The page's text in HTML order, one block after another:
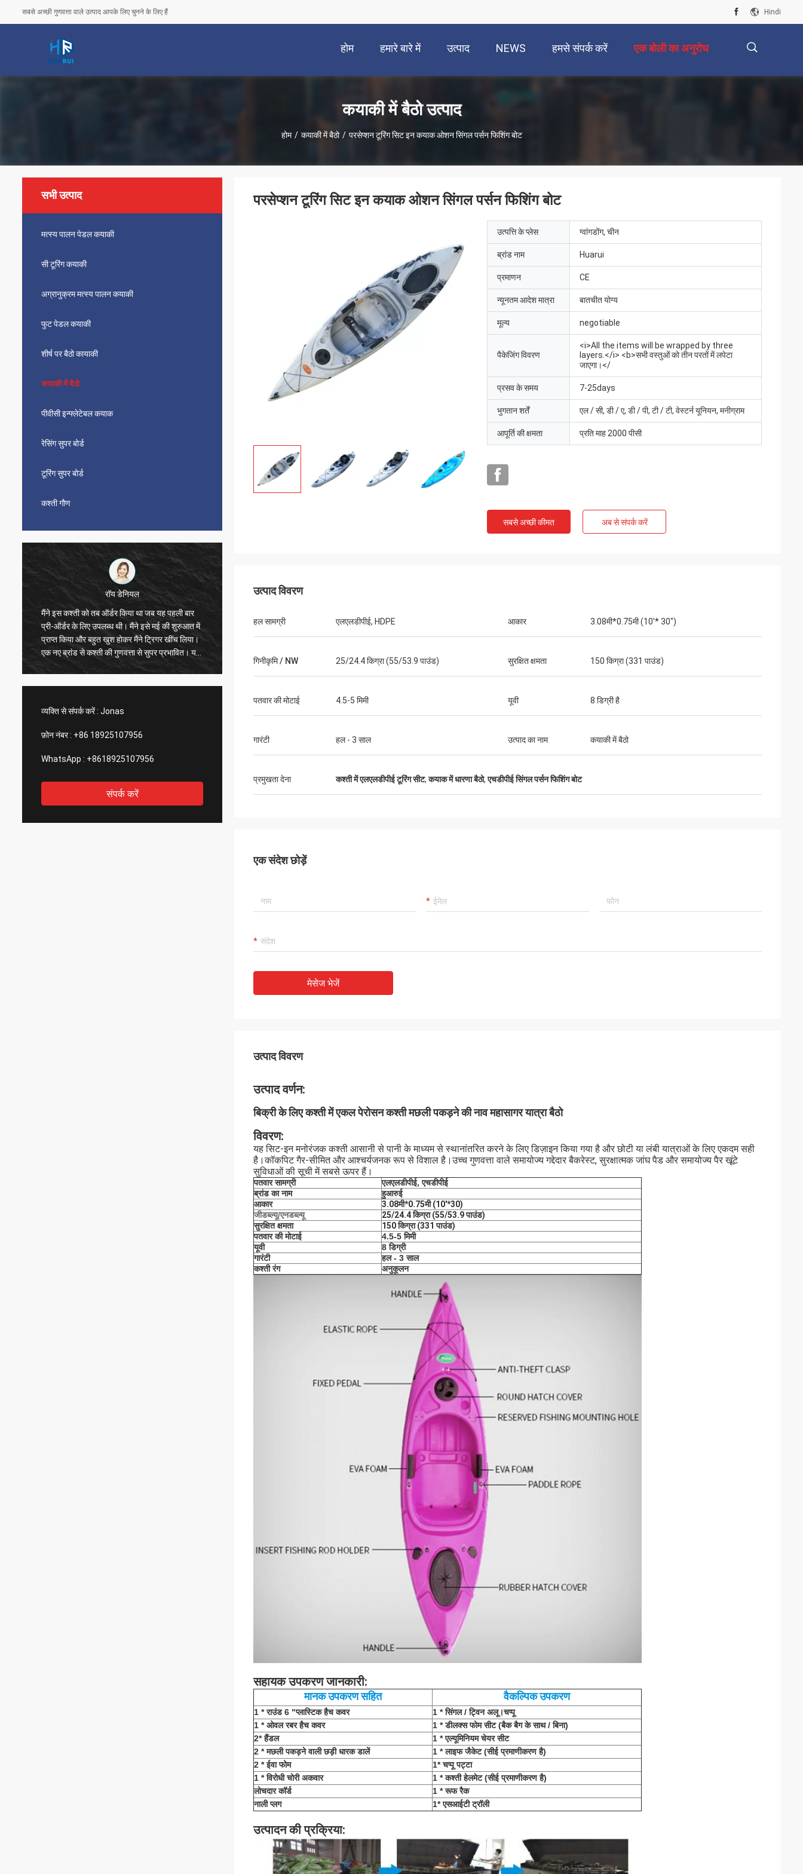
सबसे अच्छी गुणवत्ता वाले उत्पाद आपके लिए चुनने के लिए हैं Hindi
होम हमारे बारे में उत्पाद NEWS हमसे संपर्क करें एक बोली का अनुरोध
कयाकी में बैठो उत्पाद
होम / कयाकी में बैठो / परसेप्शन टूरिंग सिट इन कयाक ओशन सिंगल पर्सन फिशिंग बोट
सभी उत्पाद
मत्स्य पालन पेडल कयाकी
सी टूरिंग कयाकी
अग्रानुक्रम मत्स्य पालन कयाकी
फुट पेडल कयाकी
शीर्ष पर बैठो कायाकी
कयाकी में बैठो
पीवीसी इन्फ्लेटेबल कयाक
रेसिंग सुपर बोर्ड
टूरिंग सुपर बोर्ड
कश्ती गौण
रॉय डेनियल
मैंने इस कश्ती को तब ऑर्डर किया था जब यह पहली बार
प्री-ऑर्डर के लिए उपलब्ध थी। मैंने इसे मई की शुरुआत में
प्राप्त किया और बहुत खुश होकर मैंने ट्रिगर खींच लिया।
एक नए ब्रांड से कश्ती की गुणवत्ता से सुपर प्रभावित। यह
तेज़, चलने योग्य है और इसमें एक्सेसरीज़ के लिए बहुत सारे
केन
विशेष रूप से पैसे के लिए महान कश्ती। इसमें बहुत सी जगह
है, एक्सेसरीज़ माउंट करने के लिए बहुत सारे स्थान हैं, और
यह सुपर स्टेबल है। सीट बहुत आरामदायक है और फिन
कश्ती में आपको वह सब कुछ मिला है जो आपको चाहिए। मैं
निश्चित रूप से इसे खरीदने की सलाह देता हूं।
व्यक्ति से संपर्क करें : Jonas
फ़ोन नंबर : +86 18925107956
WhatsApp : +8618925107956
संपर्क करें
परसेप्शन टूरिंग सिट इन कयाक ओशन सिंगल पर्सन फिशिंग बोट
उत्पत्ति के प्लेस ग्वांगडोंग, चीन
ब्रांड नाम Huarui
प्रमाणन CE
न्यूनतम आदेश मात्रा बातचीत योग्य
मूल्य negotiable
पैकेजिंग विवरण
<i>All the items will be wrapped by three
layers.</i> <b>सभी वस्तुओं को तीन परतों में लपेटा
जाएगा।</
प्रसव के समय 7-25days
भुगतान शर्तें एल / सी, डी / ए, डी / पी, टी / टी, वेस्टर्न यूनियन, मनीग्राम
आपूर्ति की क्षमता प्रति माह 2000 पीसी
सबसे अच्छी कीमत अब से संपर्क करें
उत्पाद विवरण
हल सामग्री एलएलडीपीई, HDPE आकार 3.08मी*0.75मी (10'* 30")
गिनीकृमि / NW 25/24.4 किग्रा (55/53.9 पाउंड) सुरक्षित क्षमता 150 किग्रा (331 पाउंड)
पतवार की मोटाई 4.5-5 मिमी यूवी 8 डिग्री है
गारंटी हल - 3 साल उत्पाद का नाम कयाकी में बैठो
प्रमुखता देना कश्ती में एलएलडीपीई टूरिंग सीट,कयाक में धारणा बैठो,एचडीपीई सिंगल पर्सन फिशिंग बोट
एक संदेश छोड़ें
मेसेज भेजें
उत्पाद विवरण
उत्पाद वर्णन:
बिक्री के लिए कश्ती में एकल पेरोसन कश्ती मछली पकड़ने की नाव महासागर यात्रा बैठो
विवरण:
यह सिट-इन मनोरंजक कश्ती आसानी से पानी के माध्यम से स्थानांतरित करने के लिए डिज़ाइन किया गया है और छोटी या लंबी यात्राओं के लिए एकदम सही
है।कॉकपिट गैर-सीमित और आश्चर्यजनक रूप से विशाल है।उच्च गुणवत्ता वाले समायोज्य गद्देदार बैकरेस्ट, सुरक्षात्मक जांघ पैड और समायोज्य पैर खूंटे
सुविधाओं की सूची में सबसे ऊपर हैं।
पतवार सामग्री
एलएलडीपीई, एचडीपीई
ब्रांड का नाम
हुआरुई
आकार
3.08मी*0.75मी (10'*30)
जीडब्ल्यू/एनडब्ल्यू
25/24.4 किग्रा (55/53.9 पाउंड)
सुरक्षित क्षमता
150 किग्रा (331 पाउंड)
पतवार की मोटाई
4.5-5 मिमी
यूवी
8 डिग्री
गारंटी
हल - 3 साल
कश्ती रंग
अनुकूलन
सहायक उपकरण जानकारी:
मानक उपकरण सहित वैकल्पिक उपकरण
1 * राउंड 6 "प्लास्टिक हैच कवर
1 * सिंगल / ट्विन अलू।चप्पू
1 * ओवल रबर हैच कवर
1 * डीलक्स फोम सीट (बैक बैग के साथ / बिना)
2* हैंडल
1 * एल्यूमिनियम चेयर सीट
2 * मछली पकड़ने वाली छड़ी धारक डालें
1 * लाइफ जैकेट (सीई प्रमाणीकरण है)
2 * ईवा फोम
1* चप्पू पट्टा
1 * विरोधी चोरी अकवार
1 * कश्ती हेलमेट (सीई प्रमाणीकरण है)
लोचदार कॉर्ड
1 * रूफ रैक
नाली प्लग
1* एसआईटी ट्रॉली
उत्पादन की प्रक्रिया: